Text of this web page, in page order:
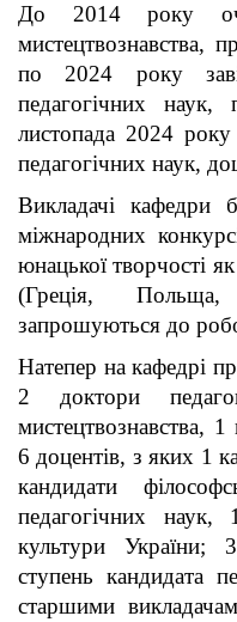
До 2014 року
по 2024 року
педагогічних
листопада 2024
педагогічних наук,
Викладачі кафедри
міжнародних
юнацької творчості
(Греція,
запрошуються до
Натепер на кафедрі
2 доктори
мистецтвознавства, 1
6 доцентів, з яких 1
кандидати
педагогічних
культури України;
ступень кандидата
старшими